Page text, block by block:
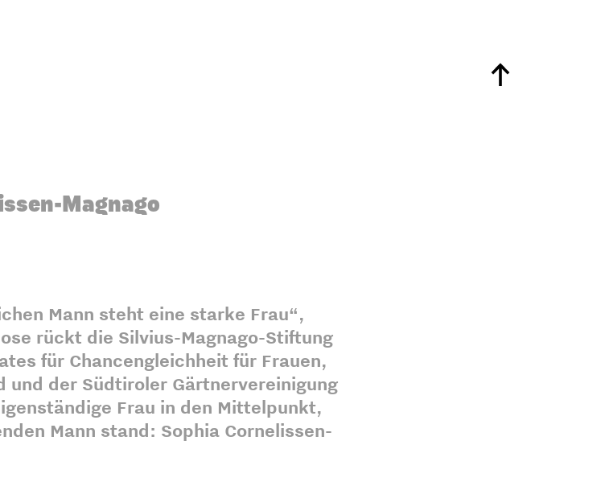
Magnago
Mann steht eine starke Frau“,
rückt die Silvius-Magnago-Stiftung
für Chancengleichheit für Frauen,
und der Südtiroler Gärtnervereinigung
Frau in den Mittelpunkt,
Mann stand: Sophia Cornelissen-